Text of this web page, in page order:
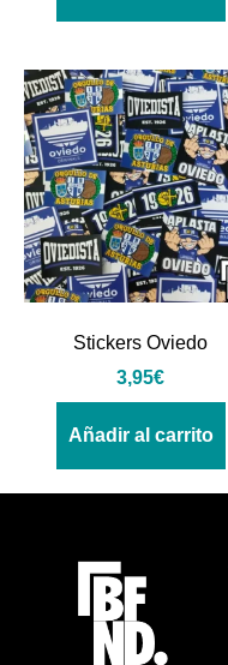
Stickers Oviedo
3,95€
Añadir al carrito